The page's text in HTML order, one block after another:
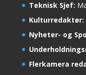
Teknisk Sjef:
Kulturredaktør:
Nyheter- og
Flerkamera